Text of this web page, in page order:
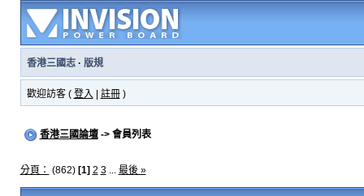
香港三國志· 版規
歡迎訪客 ( 登入 註冊)
香港三國論壇-> 會員列表
分頁： (862) [1] 2 3... 最後 »